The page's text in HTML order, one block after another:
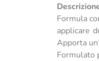
Formula
applicare
Apporta
Formulato